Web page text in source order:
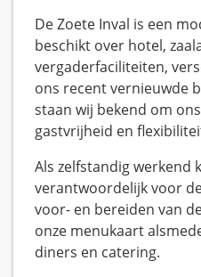
De Zoete Inval is een
beschikt over hotel,
vergaderfaciliteiten,
ons recent vernieuwde
staan wij bekend om
gastvrijheid en
Als zelfstandig werkend
verantwoordelijk voor
voor- en bereiden van
onze menukaart
diners en catering.